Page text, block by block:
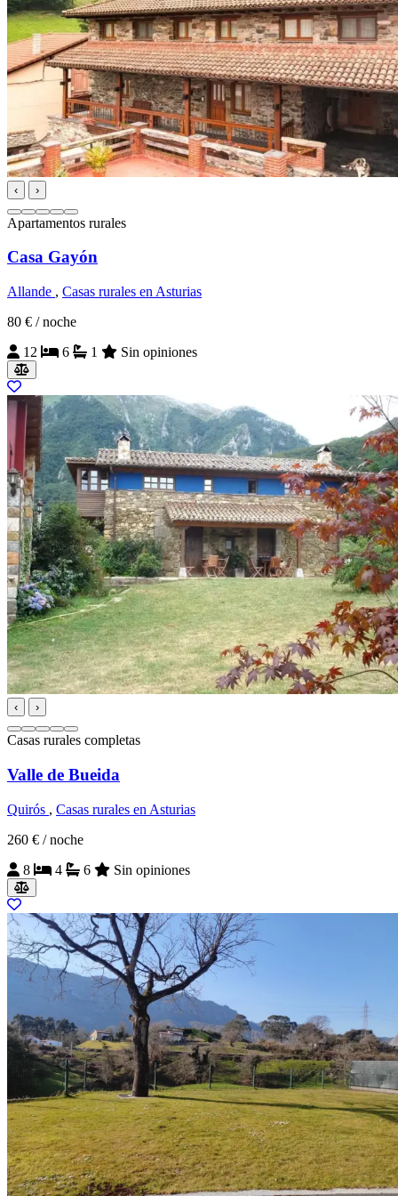
‹ ›
Apartamentos rurales
Casa Gayón
Allande , Casas rurales en Asturias
80 € / noche
12
6 1 Sin opiniones
‹ ›
Casas rurales completas
Valle de Bueida
Quirós , Casas rurales en Asturias
260 € / noche
8
4 6 Sin opiniones